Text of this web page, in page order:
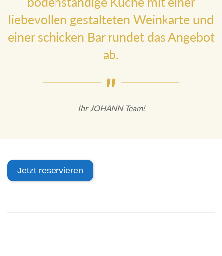
liebevollen gestalteten Weinkarte
und einer schicken Bar rundet das
Angebot ab.
Ihr JOHANN Team!
Jetzt reservieren